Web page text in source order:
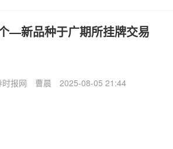
—新品种于广期所挂牌交易
报网 曹晨 2025-08-05 21:44